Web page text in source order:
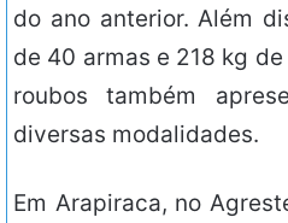
do ano anterior. Além
de 40 armas e 218 kg
roubos também
diversas modalidades.
Em Arapiraca, no